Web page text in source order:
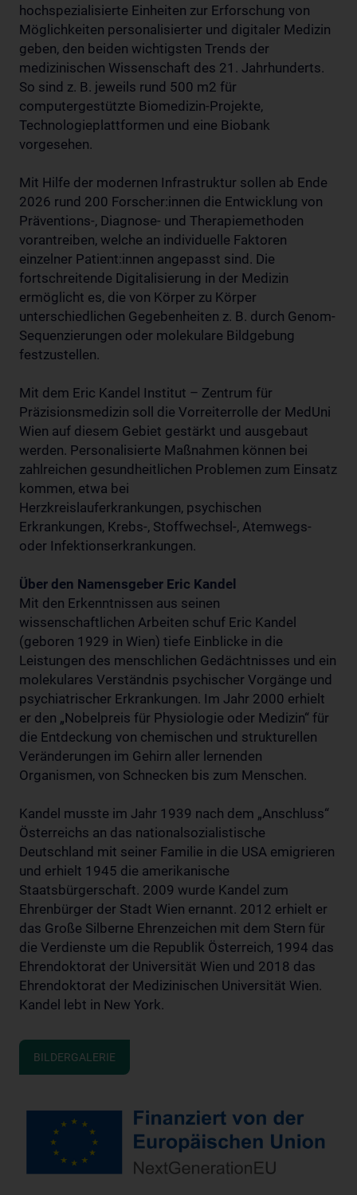
hochspezialisierte Einheiten zur Erforschung von
Möglichkeiten personalisierter und digitaler Medizin
geben, den beiden wichtigsten Trends der
medizinischen Wissenschaft des 21. Jahrhunderts.
So sind z. B. jeweils rund 500 m2 für
computergestützte Biomedizin-Projekte,
Technologieplattformen und eine Biobank
vorgesehen.
Mit Hilfe der modernen Infrastruktur sollen ab Ende
2026 rund 200 Forscher:innen die Entwicklung von
Präventions-, Diagnose- und Therapiemethoden
vorantreiben, welche an individuelle Faktoren
einzelner Patient:innen angepasst sind. Die
fortschreitende Digitalisierung in der Medizin
ermöglicht es, die von Körper zu Körper
unterschiedlichen Gegebenheiten z. B. durch Genom-
Sequenzierungen oder molekulare Bildgebung
festzustellen.
Mit dem Eric Kandel Institut – Zentrum für
Präzisionsmedizin soll die Vorreiterrolle der MedUni
Wien auf diesem Gebiet gestärkt und ausgebaut
werden. Personalisierte Maßnahmen können bei
zahlreichen gesundheitlichen Problemen zum Einsatz
kommen, etwa bei
Herzkreislauferkrankungen, psychischen
Erkrankungen, Krebs-, Stoffwechsel-, Atemwegs-
oder Infektionserkrankungen.
Über den Namensgeber Eric Kandel
Mit den Erkenntnissen aus seinen
wissenschaftlichen Arbeiten schuf Eric Kandel
(geboren 1929 in Wien) tiefe Einblicke in die
Leistungen des menschlichen Gedächtnisses und ein
molekulares Verständnis psychischer Vorgänge und
psychiatrischer Erkrankungen. Im Jahr 2000 erhielt
er den „Nobelpreis für Physiologie oder Medizin“ für
die Entdeckung von chemischen und strukturellen
Veränderungen im Gehirn aller lernenden
Organismen, von Schnecken bis zum Menschen.
Kandel musste im Jahr 1939 nach dem „Anschluss“
Österreichs an das nationalsozialistische
Deutschland mit seiner Familie in die USA emigrieren
und erhielt 1945 die amerikanische
Staatsbürgerschaft. 2009 wurde Kandel zum
Ehrenbürger der Stadt Wien ernannt. 2012 erhielt er
das Große Silberne Ehrenzeichen mit dem Stern für
die Verdienste um die Republik Österreich, 1994 das
Ehrendoktorat der Universität Wien und 2018 das
Ehrendoktorat der Medizinischen Universität Wien.
Kandel lebt in New York.
BILDERGALERIE